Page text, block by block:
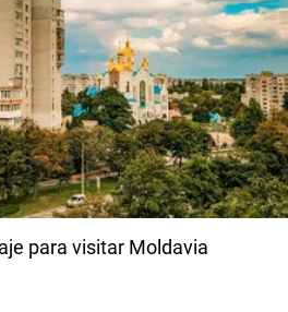
para visitar Moldavia